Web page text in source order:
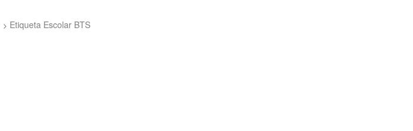
Etiqueta Escolar BTS